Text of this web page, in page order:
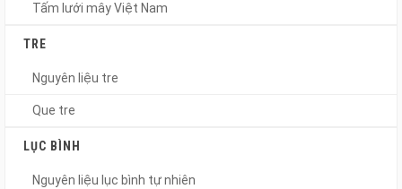
Tấm lưới mây Việt Nam
TRE
Nguyên liệu tre
Que tre
LỤC BÌNH
Nguyên liệu lục bình tự nhiên